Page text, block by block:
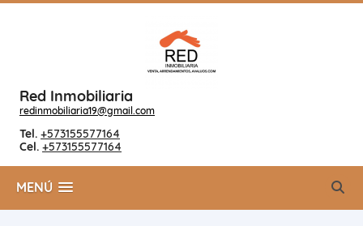
Red Inmobiliaria
redinmobiliaria19@gmail.com
Tel. +573155577164
Cel. +573155577164
MENÚ